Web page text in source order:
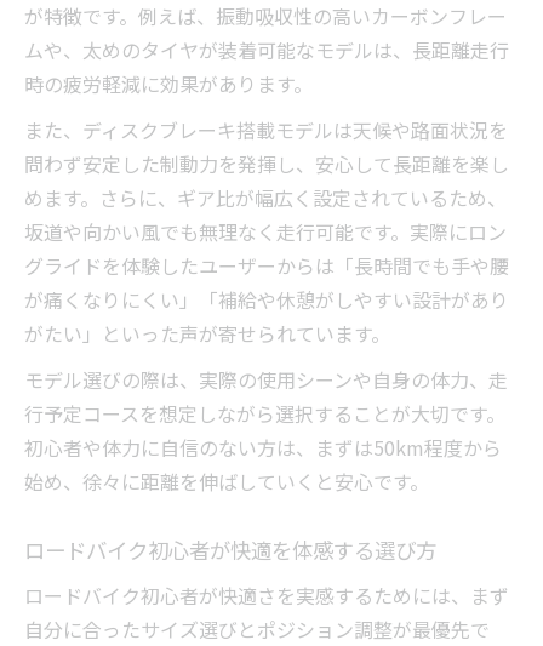
が特徴です。例えば、振動吸収性の高いカーボンフレー
ムや、太めのタイヤが装着可能なモデルは、長距離走行
時の疲労軽減に効果があります。
また、ディスクブレーキ搭載モデルは天候や路面状況を
問わず安定した制動力を発揮し、安心して長距離を楽し
めます。さらに、ギア比が幅広く設定されているため、
坂道や向かい風でも無理なく走行可能です。実際にロン
グライドを体験したユーザーからは「長時間でも手や腰
が痛くなりにくい」「補給や休憩がしやすい設計があり
がたい」といった声が寄せられています。
モデル選びの際は、実際の使用シーンや自身の体力、走
行予定コースを想定しながら選択することが大切です。
初心者や体力に自信のない方は、まずは50km程度から
始め、徐々に距離を伸ばしていくと安心です。
ロードバイク初心者が快適を体感する選び方
ロードバイク初心者が快適さを実感するためには、まず
自分に合ったサイズ選びとポジション調整が最優先で